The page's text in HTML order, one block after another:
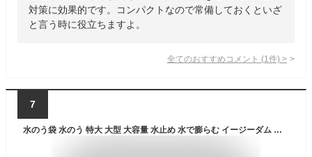
対策に効果的です。コンパクトなので常備しておくといざ
と言う時に役立ちますよ。
全てのおすすめコメント (1 件) >
7
水のう袋 水のう 特大 大型 大容量 水止め 水で膨らむ イージーダム 水 浸水防止 防災用 防災 防災用品 防災グッズ 災害対策 平城商事 7サイズ 29L 58L 72L 144L 283L 572L 1136L 業務用 家庭用 家庭 施設 学校 浸水対策 水の 土のう 土嚢 砂袋 土不要 水害対策 豪雨対策